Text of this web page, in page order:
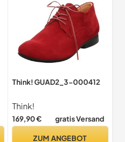
Think! GUAD2_3-000412
Think!
169,90 € gratis Versand
ZUM ANGEBOT